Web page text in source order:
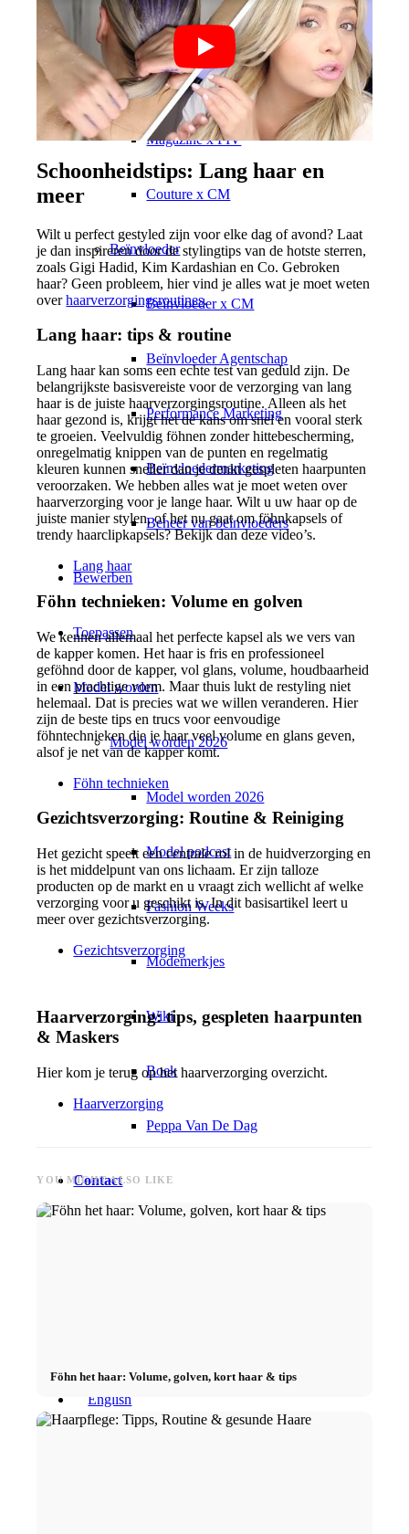
Marketing x One
Immobilien x Lukinski
Magazine x FIV
Couture x CM
Beïnvloeder
Beïnvloeder x CM
Beïnvloeder Agentschap
Performance Marketing
Beïnvloedermarketing
Beheer van beïnvloeders
Bewerben
Toepassen
Model worden
Model worden 2026
Model worden 2026
Model podcast
Fashion Weeks
Modemerkjes
Wiki
Boek
Peppa Van De Dag
Contact
Schoonheidstips: Lang haar en
meer
Wilt u perfect gestyled zijn voor elke dag of avond? Laat
je dan inspireren door de stylingtips van de hotste sterren,
zoals Gigi Hadid, Kim Kardashian en Co. Gebroken
haar? Geen probleem, hier vind je alles wat je moet weten
overhaarverzorgingsroutines.
Lang haar: tips & routine
Lang haar kan soms een echte test van geduld zijn. De
belangrijkste basisvereiste voor de verzorging van lang
haar is de juiste haarverzorgingsroutine. Alleen als het
haar gezond is, krijgt het de kans om snel en vooral sterk
te groeien. Veelvuldig föhnen zonder hittebescherming,
onregelmatig knippen van de punten en regelmatig
kleuren kunnen sneller dan je denkt gespleten haarpunten
veroorzaken. We hebben alles wat je moet weten over
haarverzorging voor je lange haar. Wilt u uw haar op de
juiste manier stylen, of het nu gaat om föhnkapsels of
trendy haarclipkapsels? Bekijk dan deze video’s.
Lang haar
Föhn technieken: Volume en golven
We kennen allemaal het perfecte kapsel als we vers van
de kapper komen. Het haar is fris en professioneel
geföhnd door de kapper, vol glans, volume, houdbaarheid
in een prachtige vorm. Maar thuis lukt de restyling niet
helemaal. Dat is precies wat we willen veranderen. Hier
zijn de beste tips en trucs voor eenvoudige
föhntechnieken die je haar veel volume en glans geven,
alsof je net van de kapper komt.
Föhn technieken
Gezichtsverzorging: Routine & Reiniging
Het gezicht speelt een centrale rol in de huidverzorging en
is het middelpunt van ons lichaam. Er zijn talloze
producten op de markt en u vraagt zich wellicht af welke
verzorging voor u geschikt is. In dit basisartikel leert u
meer over gezichtsverzorging.
Gezichtsverzorging
Haarverzorging: tips, gespleten haarpunten
& Maskers
Hier kom je terug op het haarverzorging overzicht.
Haarverzorging
YOU MIGHT ALSO LIKE
Föhn het haar: Volume, golven, kort haar & tips